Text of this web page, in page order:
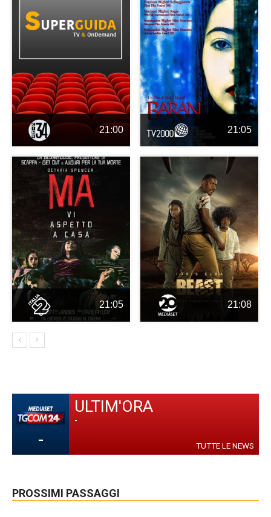
21:00 21:05
21:05 21:08
-
ULTIM'ORA
-
TUTTE LE NEWS
PROSSIMI PASSAGGI